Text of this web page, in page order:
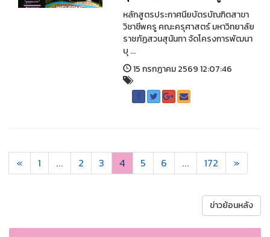
หลักสูตรประกาศนียบัตรบัณฑิตสาขา
วิชาชีพครู คณะครุศาสตร์ มหาวิทยาลัย
ราชภัฏสวนสุนันทา จัดโครงการพัฒนา
บุ ...
15 กรกฏาคม 2569 12:07:46
« 1 ... 2 3 4 5 6 ... 172 »
ข่าวย้อนหลัง